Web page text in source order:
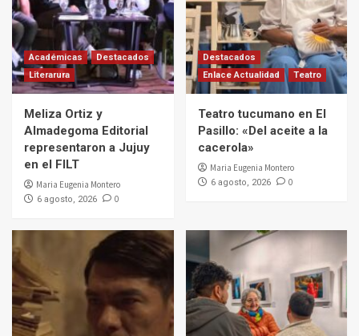
Académicas
Destacados
Literarura
Meliza Ortiz y
Almadegoma Editorial
representaron a Jujuy
en el FILT
Maria Eugenia Montero
6 agosto, 2026 0
Destacados
Enlace Actualidad
Teatro
Teatro tucumano en El
Pasillo: «Del aceite a la
cacerola»
Maria Eugenia Montero
6 agosto, 2026 0